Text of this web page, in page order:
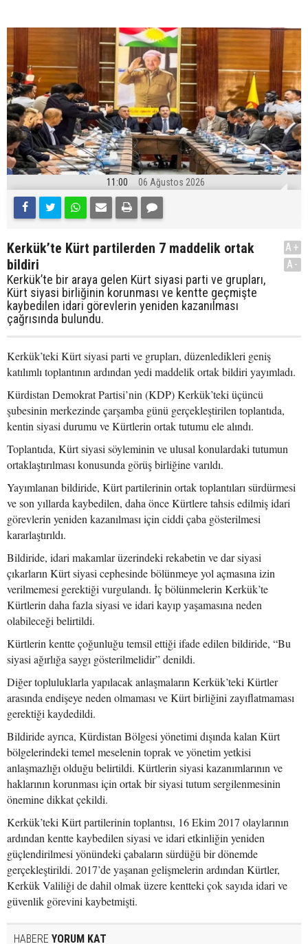
11:00 06 Ağustos 2026
Kerkük’te Kürt partilerden 7 maddelik ortak
bildiri
Kerkük’te bir araya gelen Kürt siyasi parti ve grupları,
Kürt siyasi birliğinin korunması ve kentte geçmişte
kaybedilen idari görevlerin yeniden kazanılması
çağrısında bulundu.
A+
A-
Kerkük’teki Kürt siyasi parti ve grupları, düzenledikleri geniş
katılımlı toplantının ardından yedi maddelik ortak bildiri yayımladı.
Kürdistan Demokrat Partisi’nin (KDP) Kerkük’teki üçüncü
şubesinin merkezinde çarşamba günü gerçekleştirilen toplantıda,
kentin siyasi durumu ve Kürtlerin ortak tutumu ele alındı.
Toplantıda, Kürt siyasi söyleminin ve ulusal konulardaki tutumun
ortaklaştırılması konusunda görüş birliğine varıldı.
Yayımlanan bildiride, Kürt partilerinin ortak toplantıları sürdürmesi
ve son yıllarda kaybedilen, daha önce Kürtlere tahsis edilmiş idari
görevlerin yeniden kazanılması için ciddi çaba gösterilmesi
kararlaştırıldı.
Bildiride, idari makamlar üzerindeki rekabetin ve dar siyasi
çıkarların Kürt siyasi cephesinde bölünmeye yol açmasına izin
verilmemesi gerektiği vurgulandı. İç bölünmelerin Kerkük’te
Kürtlerin daha fazla siyasi ve idari kayıp yaşamasına neden
olabileceği belirtildi.
Kürtlerin kentte çoğunluğu temsil ettiği ifade edilen bildiride, “Bu
siyasi ağırlığa saygı gösterilmelidir” denildi.
Diğer topluluklarla yapılacak anlaşmaların Kerkük’teki Kürtler
arasında endişeye neden olmaması ve Kürt birliğini zayıflatmaması
gerektiği kaydedildi.
Bildiride ayrıca, Kürdistan Bölgesi yönetimi dışında kalan Kürt
bölgelerindeki temel meselenin toprak ve yönetim yetkisi
anlaşmazlığı olduğu belirtildi. Kürtlerin siyasi kazanımlarının ve
haklarının korunması için ortak bir siyasi tutum sergilenmesinin
önemine dikkat çekildi.
Kerkük’teki Kürt partilerinin toplantısı, 16 Ekim 2017 olaylarının
ardından kentte kaybedilen siyasi ve idari etkinliğin yeniden
güçlendirilmesi yönündeki çabaların sürdüğü bir dönemde
gerçekleştirildi. 2017’de yaşanan gelişmelerin ardından Kürtler,
Kerkük Valiliği de dahil olmak üzere kentteki çok sayıda idari ve
güvenlik görevini kaybetmişti.
HABERE YORUM KAT